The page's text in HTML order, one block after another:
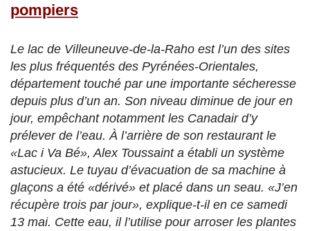
pompiers
Le lac de Villeuneuve-de-la-Raho est l’un des sites
les plus fréquentés des Pyrénées-Orientales,
département touché par une importante sécheresse
depuis plus d’un an. Son niveau diminue de jour en
jour, empêchant notamment les Canadair d’y
prélever de l’eau. À l’arrière de son restaurant le
«Lac i Va Bé», Alex Toussaint a établi un système
astucieux. Le tuyau d’évacuation de sa machine à
glaçons a été «dérivé» et placé dans un seau. «J’en
récupère trois par jour», explique-t-il en ce samedi
13 mai. Cette eau, il l’utilise pour arroser les plantes